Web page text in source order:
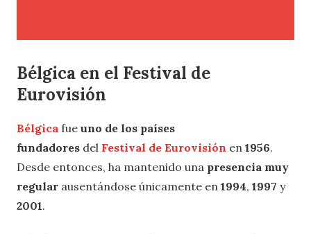
Bélgica en el Festival de
Eurovisión
Bélgica fue uno de los países
fundadores del Festival de Eurovisión en 1956.
Desde entonces, ha mantenido una presencia muy
regular ausentándose únicamente en 1994, 1997 y
2001.